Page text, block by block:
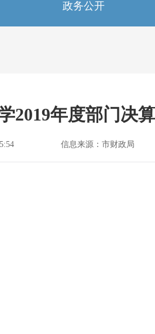
政务公开
2019年度部门决
信息来源：市财政局